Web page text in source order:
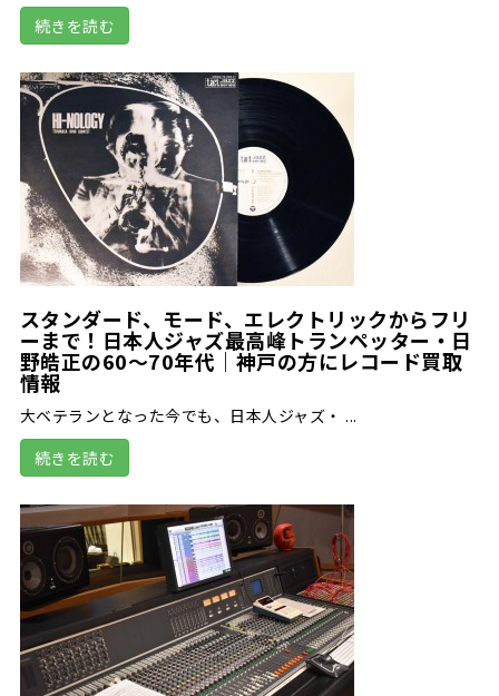
続きを読む
スタンダード、モード、エレクトリックからフリ
ーまで！日本人ジャズ最高峰トランペッター・日
野皓正の60～70年代｜神戸の方にレコード買取
情報
大ベテランとなった今でも、日本人ジャズ・ ...
続きを読む